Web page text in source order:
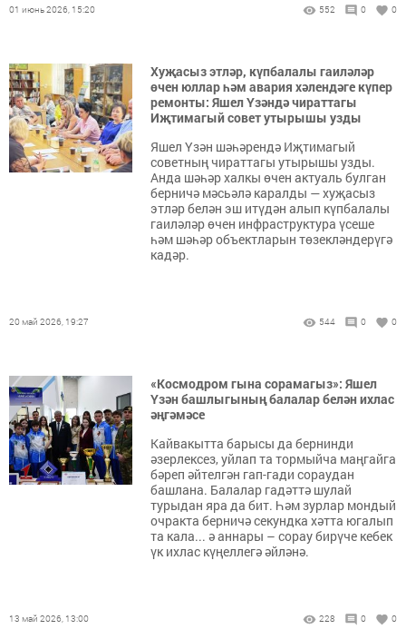
01 июнь 2026, 15:20 552 0 0
Хуҗасыз этләр, күпбалалы гаиләләр
өчен юллар һәм авария хәлендәге күпер
ремонты: Яшел Үзәндә чираттагы
Иҗтимагый совет утырышы узды
Яшел Үзән шәһәрендә Иҗтимагый
советның чираттагы утырышы узды.
Анда шәһәр халкы өчен актуаль булган
берничә мәсьәлә каралды — хуҗасыз
этләр белән эш итүдән алып күпбалалы
гаиләләр өчен инфраструктура үсеше
һәм шәһәр объектларын төзекләндерүгә
кадәр.
20 май 2026, 19:27 544 0 0
«Космодром гына сорамагыз»: Яшел
Үзән башлыгының балалар белән ихлас
әңгәмәсе
Кайвакытта барысы да бернинди
әзерлексез, уйлап та тормыйча маңгайга
бәреп әйтелгән гап-гади сораудан
башлана. Балалар гадәттә шулай
турыдан яра да бит. Һәм зурлар мондый
очракта берничә секундка хәтта югалып
та кала... ә аннары – сорау бирүче кебек
үк ихлас күңеллегә әйләнә.
13 май 2026, 13:00 228 0 0